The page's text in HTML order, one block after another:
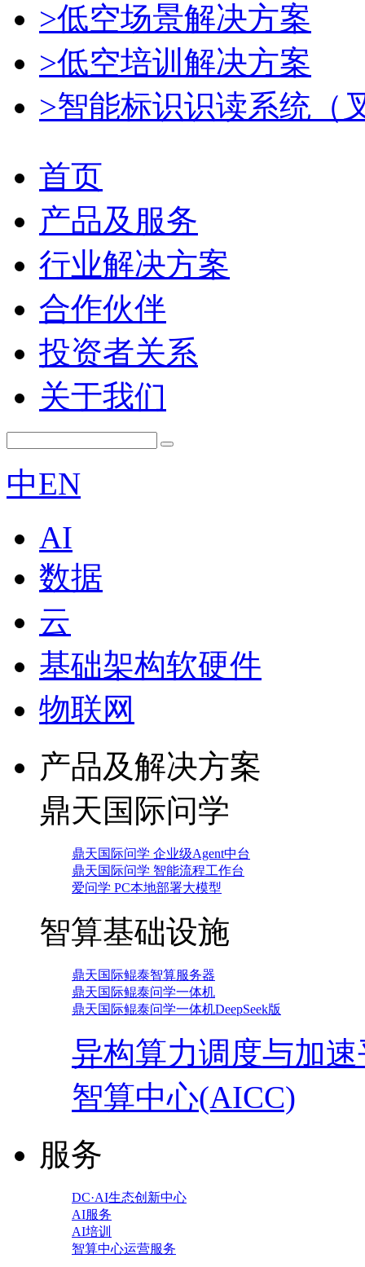
>低空场景解决方案
>低空培训解决方案
>智能标识识读系统（
首页
产品及服务
行业解决方案
合作伙伴
投资者关系
关于我们
中EN
AI
数据
云
基础架构软硬件
物联网
产品及解决方案
鼎天国际问学
鼎天国际问学 企业级Agent中台
鼎天国际问学 智能流程工作台
爱问学 PC本地部署大模型
智算基础设施
鼎天国际鲲泰智算服务器
鼎天国际鲲泰问学一体机
鼎天国际鲲泰问学一体机DeepSeek版
异构算力调度与加
智算中心(AICC)
服务
DC·AI生态创新中心
AI服务
AI培训
智算中心运营服务